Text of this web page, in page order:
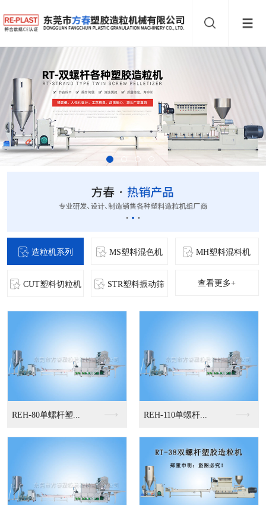
造粒机系列 MS塑料混色机 MH塑料混料机
CUT塑料切粒机 STR塑料振动筛 查看更多+
MS-立式混色机